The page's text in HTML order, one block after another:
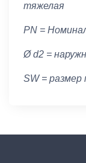
тяжелая
PN =
Ø d2 =
SW = размер